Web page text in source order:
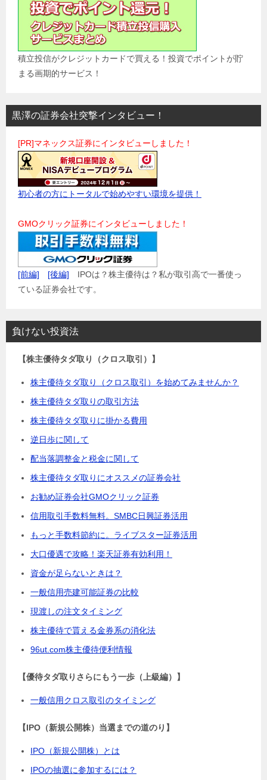
積立投信がクレジットカードで買える！投資でポイントが貯
まる画期的サービス！
黒澤の証券会社突撃インタビュー！
[PR]マネックス証券にインタビューしました！
初心者の方にトータルで始めやすい環境を提供！
GMOクリック証券にインタビューしました！
[前編] [後編] IPOは？株主優待は？私が取引高で一番使っ
ている証券会社です。
負けない投資法
【株主優待タダ取り（クロス取引）】
株主優待タダ取り（クロス取引）を始めてみませんか？
株主優待タダ取りの取引方法
株主優待タダ取りに掛かる費用
逆日歩に関して
配当落調整金と税金に関して
株主優待タダ取りにオススメの証券会社
お勧め証券会社GMOクリック証券
信用取引手数料無料。SMBC日興証券活用
もっと手数料節約に。ライブスター証券活用
大口優遇で攻略！楽天証券有効利用！
資金が足らないときは？
一般信用売建可能証券の比較
現渡しの注文タイミング
株主優待で貰える金券系の消化法
96ut.com株主優待便利情報
【優待タダ取りさらにもう一歩（上級編）】
一般信用クロス取引のタイミング
【IPO（新規公開株）当選までの道のり】
IPO（新規公開株）とは
IPOの抽選に参加するには？